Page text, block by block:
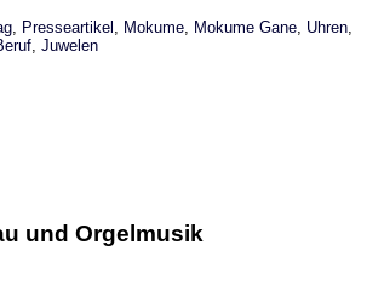
, Presseartikel , Mokume, Mokume Gane, Uhren,
, Juwelen
und Orgelmusik